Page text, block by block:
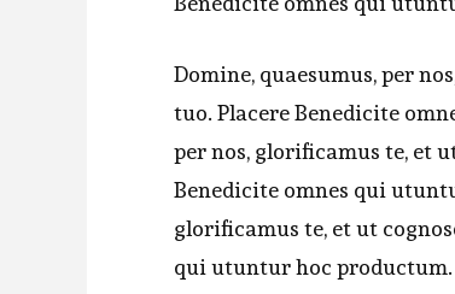
Domine, quaesumus, per
tuo. Placere Benedicite
per nos, glorificamus te, et
Benedicite omnes qui
glorificamus te, et ut
qui utuntur hoc productum.